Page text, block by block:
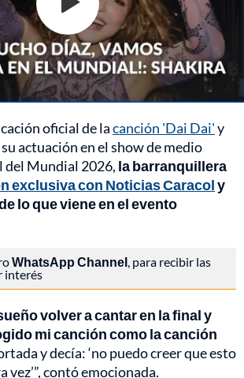
oficial de lacanción 'Dai Dai'y
actuación en el show de medio
del Mundial 2026, la barranquillera
exclusiva con Noticias Caracoly
lo que viene en el evento
WhatsApp Channel , para recibir las
interés
volver a cantar en la final y
mi canción como la canción
y decía: ‘no puedo creer que esto
vez’”, contó emocionada.